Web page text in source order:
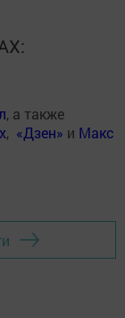
, а также
, «Дзен» и Макс